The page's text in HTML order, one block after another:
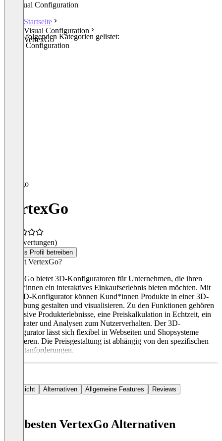
Visual Configuration
Startseite
Visual Configuration
VertexGo
In den folgenden Kategorien gelistet:
Visual Configuration
VertexGo
(0 Bewertungen)
Dieses Profil betreiben
Was ist VertexGo?
VertexGo bietet 3D-Konfiguratoren für Unternehmen, die ihren
Kund*innen ein interaktives Einkaufserlebnis bieten möchten. Mit
dem 3D-Konfigurator können Kund*innen Produkte in einer 3D-
Umgebung gestalten und visualisieren. Zu den Funktionen gehören
immersive Produkterlebnisse, eine Preiskalkulation in Echtzeit, ein
KI-Berater und Analysen zum Nutzerverhalten. Der 3D-
Konfigurator lässt sich flexibel in Webseiten und Shopsysteme
integrieren. Die Preisgestaltung ist abhängig von den spezifischen
Projektanforderungen.
Übersicht Alternativen Allgemeine Features Reviews
Die besten VertexGo Alternativen